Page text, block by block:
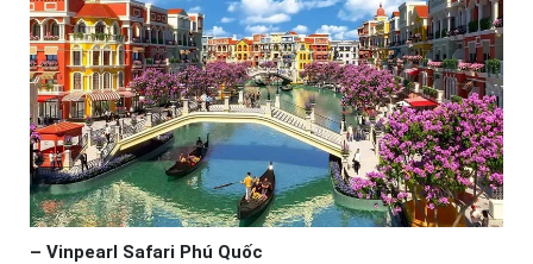
– Vinpearl Safari Phú Quốc